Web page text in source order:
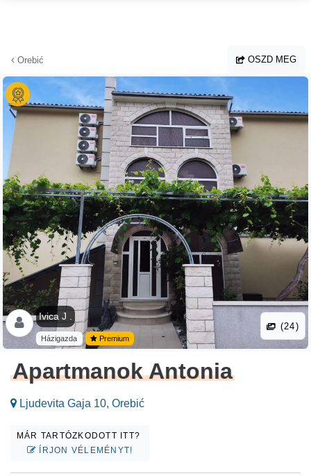
Orebić OSZD MEG
Ivica J .
Házigazda Premium
(24)
Apartmanok Antonia
Ljudevita Gaja 10, Orebić
MÁR TARTÓZKODOTT ITT?
ÍRJON VÉLEMÉNYT!